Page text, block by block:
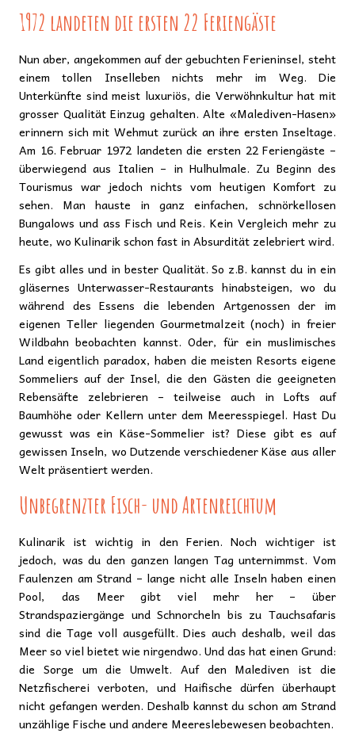
1972 landeten die ersten 22 Feriengäste
Nun aber, angekommen auf der gebuchten Ferieninsel, steht
einem tollen Inselleben nichts mehr im Weg. Die
Unterkünfte sind meist luxuriös, die Verwöhnkultur hat mit
grosser Qualität Einzug gehalten. Alte «Malediven-Hasen»
erinnern sich mit Wehmut zurück an ihre ersten Inseltage.
Am 16. Februar 1972 landeten die ersten 22 Feriengäste –
überwiegend aus Italien – in Hulhulmale. Zu Beginn des
Tourismus war jedoch nichts vom heutigen Komfort zu
sehen. Man hauste in ganz einfachen, schnörkellosen
Bungalows und ass Fisch und Reis. Kein Vergleich mehr zu
heute, wo Kulinarik schon fast in Absurdität zelebriert wird.
Es gibt alles und in bester Qualität. So z.B. kannst du in ein
gläsernes Unterwasser-Restaurants hinabsteigen, wo du
während des Essens die lebenden Artgenossen der im
eigenen Teller liegenden Gourmetmalzeit (noch) in freier
Wildbahn beobachten kannst. Oder, für ein muslimisches
Land eigentlich paradox, haben die meisten Resorts eigene
Sommeliers auf der Insel, die den Gästen die geeigneten
Rebensäfte zelebrieren – teilweise auch in Lofts auf
Baumhöhe oder Kellern unter dem Meeresspiegel. Hast Du
gewusst was ein Käse-Sommelier ist? Diese gibt es auf
gewissen Inseln, wo Dutzende verschiedener Käse aus aller
Welt präsentiert werden.
Unbegrenzter Fisch- und Artenreichtum
Kulinarik ist wichtig in den Ferien. Noch wichtiger ist
jedoch, was du den ganzen langen Tag unternimmst. Vom
Faulenzen am Strand – lange nicht alle Inseln haben einen
Pool, das Meer gibt viel mehr her – über
Strandspaziergänge und Schnorcheln bis zu Tauchsafaris
sind die Tage voll ausgefüllt. Dies auch deshalb, weil das
Meer so viel bietet wie nirgendwo. Und das hat einen Grund:
die Sorge um die Umwelt. Auf den Malediven ist die
Netzfischerei verboten, und Haifische dürfen überhaupt
nicht gefangen werden. Deshalb kannst du schon am Strand
unzählige Fische und andere Meereslebewesen beobachten.